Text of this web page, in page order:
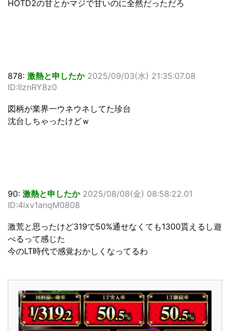
HOTD2の甘とかマジで甘いのに全然だっただろ
878: 激熱と申したか 2025/09/03(水) 21:35:07.08
ID:IlznRY8z0
図柄が業界一ウネウネしてた珍台
沈台しちゃったけどｗ
90: 激熱と申したか 2025/08/08(金) 08:58:22.01
ID:4ixv1anqM0808
激荒と思ったけど319で50%通せなくても1300貰えるし遊
べるって感じた
今のLT時代で感覚おかしくなってるわ